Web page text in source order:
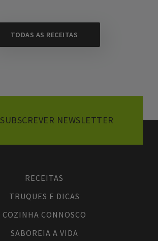
TODAS AS RECEITAS
SUBSCREVER NEWSLETTER
RECEITAS
TRUQUES E DICAS
COZINHA CONNOSCO
SABOREIA A VIDA